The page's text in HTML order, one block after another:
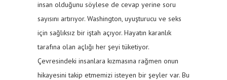
insan olduğunu söylese de cevap yerine soru
sayısını artırıyor. Washington, uyuşturucu ve seks
için sağlıksız bir iştah açıyor. Hayatın karanlık
tarafına olan açlığı her şeyi tüketiyor.
Çevresindeki insanlara kızmasına rağmen onun
hikayesini takip etmemizi isteyen bir şeyler var. Bu